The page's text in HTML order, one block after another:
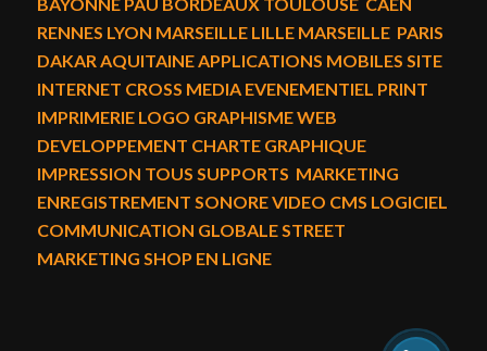
RENNES LYON MARSEILLE LILLE MARSEILLE PARIS
DAKAR AQUITAINE APPLICATIONS MOBILES SITE
INTERNET CROSS MEDIA EVENEMENTIEL PRINT
IMPRIMERIE LOGO GRAPHISME WEB
DEVELOPPEMENT CHARTE GRAPHIQUE
IMPRESSION TOUS SUPPORTS MARKETING
ENREGISTREMENT SONORE VIDEO CMS LOGICIEL
COMMUNICATION GLOBALE STREET
MARKETING SHOP EN LIGNE